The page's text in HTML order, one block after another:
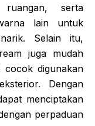
serta
lain untuk
Selain itu,
juga mudah
cocok digunakan
Dengan
menciptakan
perpaduan